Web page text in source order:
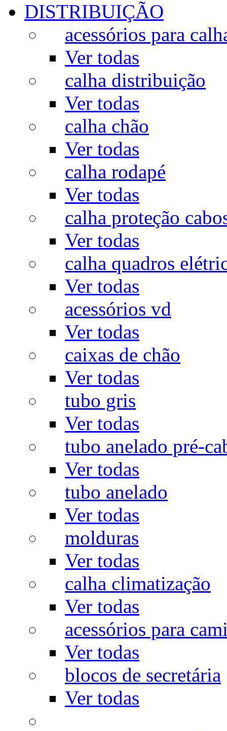
DISTRIBUIÇÃO
acessórios para
Ver todas
calha distribuição
Ver todas
calha chão
Ver todas
calha rodapé
Ver todas
calha proteção
Ver todas
calha quadros
Ver todas
acessórios vd
Ver todas
caixas de chão
Ver todas
tubo gris
Ver todas
tubo anelado pré-
Ver todas
tubo anelado
Ver todas
molduras
Ver todas
calha climatização
Ver todas
acessórios para
Ver todas
blocos de secretária
Ver todas